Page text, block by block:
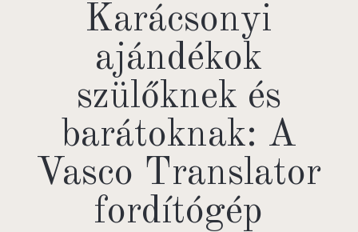
Karácsonyi
ajándékok
szülőknek és
barátoknak: A
Vasco Translator
fordítógép